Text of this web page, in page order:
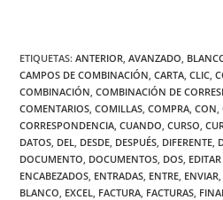
ETIQUETAS:ANTERIOR, AVANZADO,
CAMPOS DE COMBINACIÓN, CARTA, CLIC,
COMBINACIÓN, COMBINACIÓN DE
COMENTARIOS, COMILLAS, COMPRA, CON,
CORRESPONDENCIA, CUANDO, CURSO,
DATOS, DEL, DESDE, DESPUÉS, DIFERENTE,
DOCUMENTO, DOCUMENTOS, DOS,
ENCABEZADOS, ENTRADAS, ENTRE, ENVIAR,
BLANCO, EXCEL, FACTURA, FACTURAS,